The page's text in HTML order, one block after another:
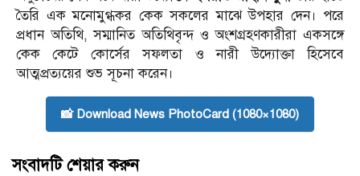
তৈরি এক মনোমুগ্ধকর কেক সকলের মাঝে উপহার দেন। পরে
প্রধান অতিথি, সম্মানিত অতিথিবৃন্দ ও অংশগ্রহণকারীরা একসঙ্গে
কেক কেটে কোর্সের সফলতা ও নারী উদ্যোক্তা হিসেবে
আত্মপ্রত্যয়ের শুভ সূচনা করেন।
📸 Download News PhotoCard (1080×1080)
সংবাদটি শেয়ার করুন